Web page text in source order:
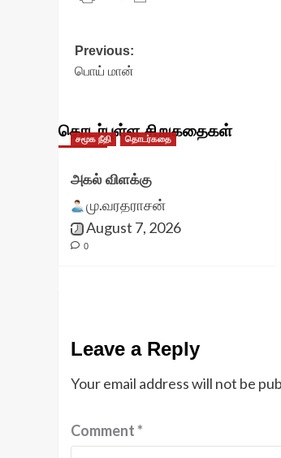
Post
navigation
Previous:
பொய் மான்
தொடர்புள்ள சிறுகதைகள்
சமூக நீதி தொடர்கதை
அகல் விளக்கு
மு.வரதராசன்
August 7, 2026
0
Leave a Reply
Your email address will not be
Comment*